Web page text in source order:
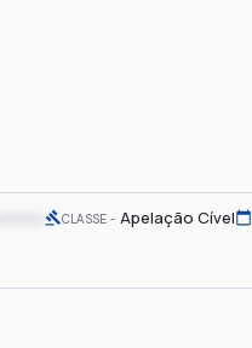
CLASSE Apelação Cível